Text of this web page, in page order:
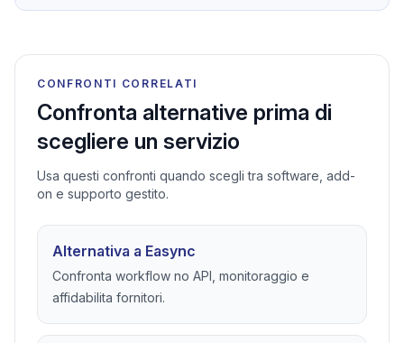
CONFRONTI CORRELATI
Confronta alternative prima di
scegliere un servizio
Usa questi confronti quando scegli tra software, add-
on e supporto gestito.
Alternativa a Easync
Confronta workflow no API, monitoraggio e
affidabilita fornitori.